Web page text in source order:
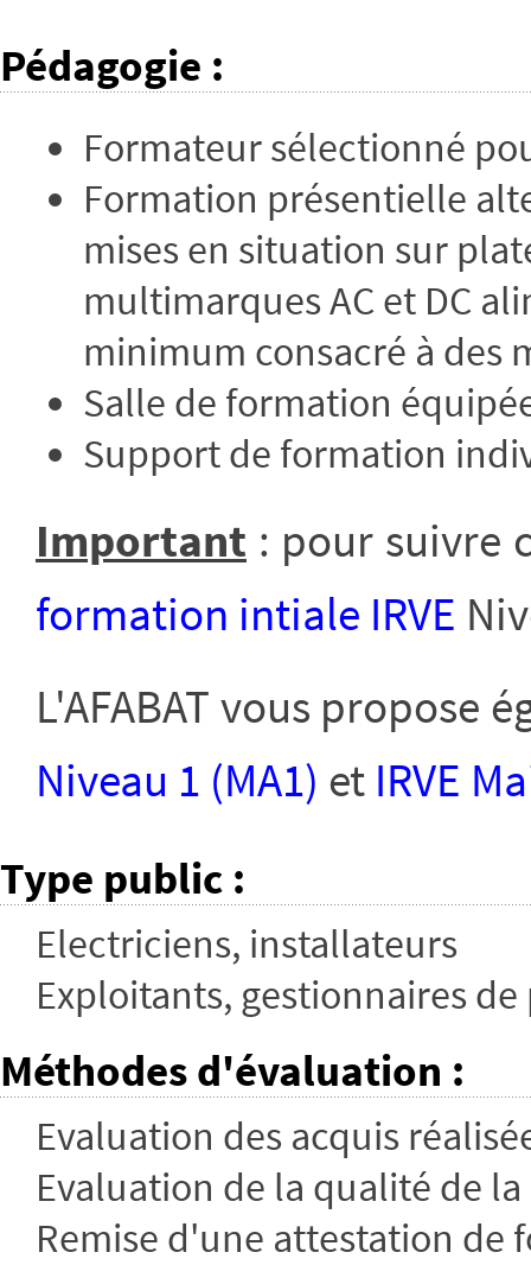
Pédagogie :
Formateur sélectionné
Formation présentielle
mises en situation sur
multimarques AC et DC
minimum consacré à des
Salle de formation
Support de formation
Important : pour suivre
formation intiale IRVE
L'AFABAT vous propose
Niveau 1 (MA1) et IRVE
Type public :
Electriciens, installateurs
Exploitants, gestionnaires de
Méthodes d'évaluation :
Evaluation des acquis
Evaluation de la qualité de
Remise d'une attestation de